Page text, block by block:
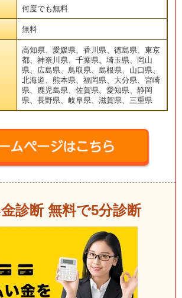
何度でも無料
無料
高知県、愛媛県、香川県、徳島県、東京
都、神奈川県、千葉県、埼玉県、岡山
県、広島県、鳥取県、島根県、山口県、
北海道、熊本県、福岡県、大分県、宮崎
県、鹿児島県、佐賀県、愛知県、静岡
県、長野県、岐阜県、滋賀県、三重県
診断 無料で5分診断